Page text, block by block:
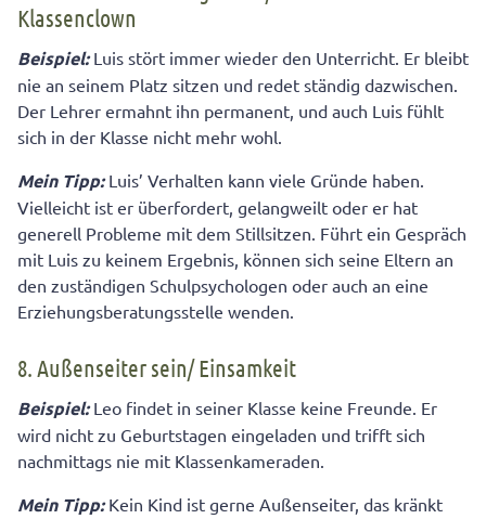
Klassenclown
Beispiel:Luis stört immer wieder den Unterricht. Er bleibt
nie an seinem Platz sitzen und redet ständig dazwischen.
Der Lehrer ermahnt ihn permanent, und auch Luis fühlt
sich in der Klasse nicht mehr wohl.
Mein Tipp:Luis’ Verhalten kann viele Gründe haben.
Vielleicht ist er überfordert, gelangweilt oder er hat
generell Probleme mit dem Stillsitzen. Führt ein Gespräch
mit Luis zu keinem Ergebnis, können sich seine Eltern an
den zuständigen Schulpsychologen oder auch an eine
Erziehungsberatungsstelle wenden.
8. Außenseiter sein/ Einsamkeit
Beispiel:Leo findet in seiner Klasse keine Freunde. Er
wird nicht zu Geburtstagen eingeladen und trifft sich
nachmittags nie mit Klassenkameraden.
Mein Tipp:Kein Kind ist gerne Außenseiter, das kränkt